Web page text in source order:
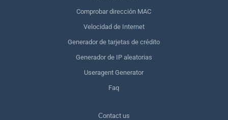
Comprobar dirección MAC
Velocidad de Internet
Generador de tarjetas de crédito
Generador de IP aleatorias
Useragent Generator
Faq
Сontact us